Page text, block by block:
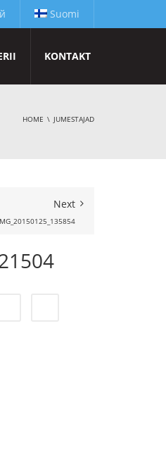
Suomi
KONTAKT
HOME JUMESTAJAD
Next